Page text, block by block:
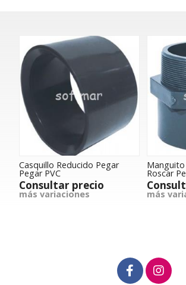
Casquillo Reducido Pegar
Pegar PVC
Consultar precio
más variaciones
Roscar
más